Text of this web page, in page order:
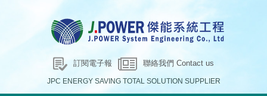
訂閱電子報 聯絡我們 Contact us
JPC ENERGY SAVING TOTAL SOLUTION SUPPLIER